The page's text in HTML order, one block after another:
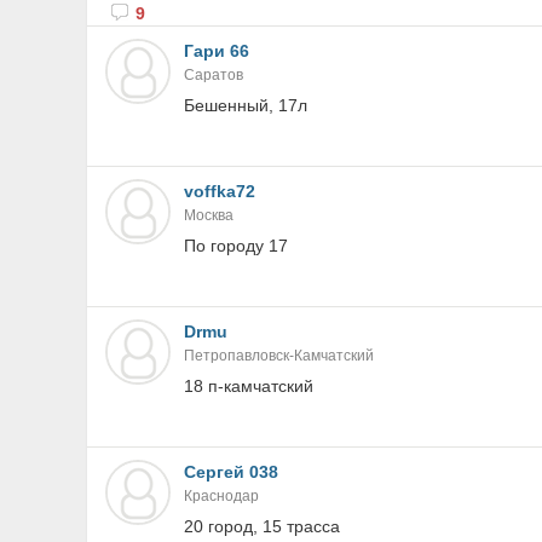
9
Гари 66
Саратов
Бешенный, 17л
voffka72
Москва
По городу 17
Drmu
Петропавловск-Камчатский
18 п-камчатский
Сергей 038
Краснодар
20 город, 15 трасса